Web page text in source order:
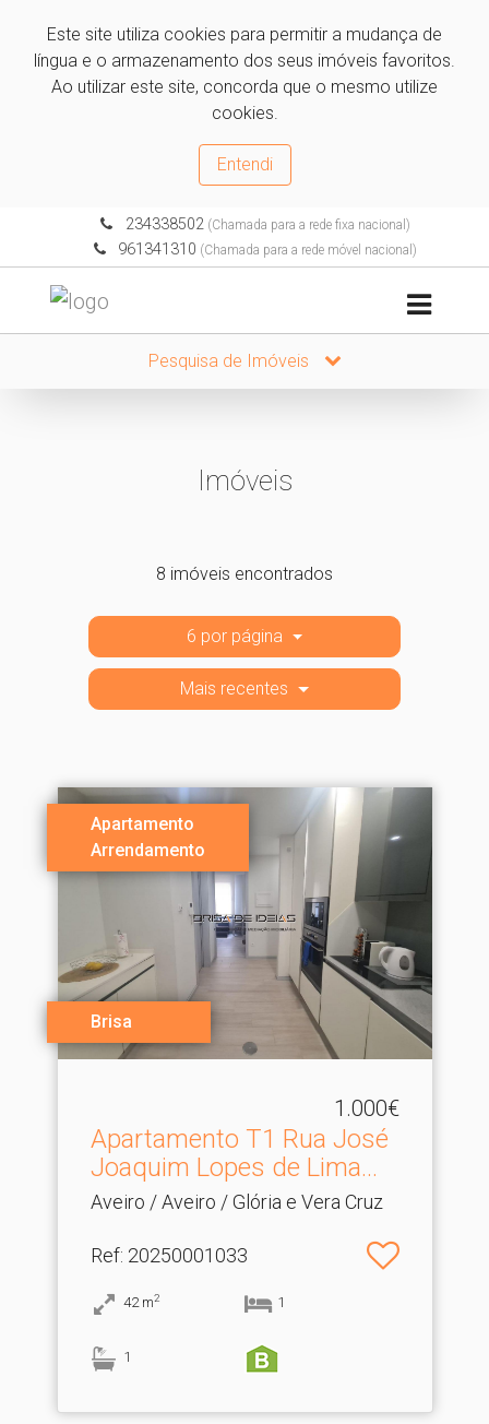
Este site utiliza cookies para permitir a mudança de
língua e o armazenamento dos seus imóveis favoritos.
Ao utilizar este site, concorda que o mesmo utilize
cookies.
Entendi
234338502(Chamada para a rede fixa nacional)
961341310 (Chamada para a rede móvel nacional)
Pesquisa de Imóveis
Imóveis
8 imóveis encontrados
6 por página
Mais recentes
Apartamento
Arrendamento
Brisa
1.000€
Apartamento T1 Rua José
Joaquim Lopes de Lima.​..
Aveiro / Aveiro / Glória e Vera Cruz
Ref: 20250001033
42 m2 1
1